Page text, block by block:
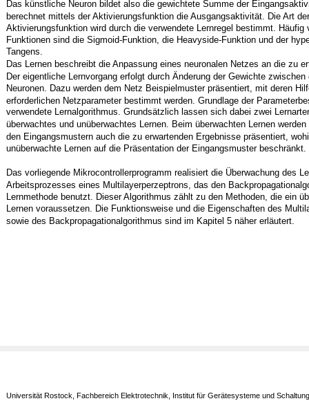
Das künstliche Neuron bildet also die gewichtete Summe der
berechnet mittels der Aktivierungsfunktion die Ausgangsaktivität. Die Art der
Aktivierungsfunktion wird durch die verwendete Lernregel bestimmt. Häufig
Funktionen sind die Sigmoid-Funktion, die Heavyside-Funktion und der
Tangens.
Das Lernen beschreibt die Anpassung eines neuronalen Netzes an die zu
Der eigentliche Lernvorgang erfolgt durch Änderung der Gewichte zwischen
Neuronen. Dazu werden dem Netz Beispielmuster präsentiert, mit deren
erforderlichen Netzparameter bestimmt werden. Grundlage der
verwendete Lernalgorithmus. Grundsätzlich lassen sich dabei zwei
überwachtes und unüberwachtes Lernen. Beim überwachten Lernen
den Eingangsmustern auch die zu erwartenden Ergebnisse präsentiert,
unüberwachte Lernen auf die Präsentation der Eingangsmuster beschränkt.
Das vorliegende Mikrocontrollerprogramm realisiert die Überwachung des
Arbeitsprozesses eines Multilayerperzeptrons, das den
Lernmethode benutzt. Dieser Algorithmus zählt zu den Methoden, die ein
Lernen voraussetzen. Die Funktionsweise und die Eigenschaften des
sowie des Backpropagationalgorithmus sind im Kapitel 5 näher erläutert.
Universität Rostock, Fachbereich Elektrotechnik, Institut für Gerätesysteme und